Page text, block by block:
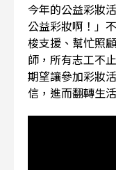
今年的公益彩妝
公益彩妝啊！」
梭支援、幫忙照
師，所有志工不
期望讓參加彩妝
信，進而翻轉生